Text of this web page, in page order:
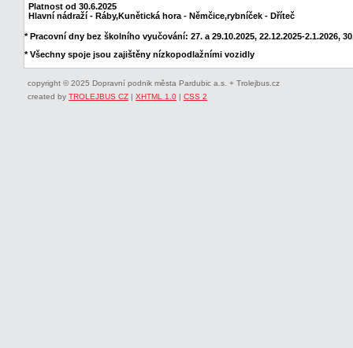
Platnost od 30.6.2025
Hlavní nádraží - Ráby,Kunětická hora - Němčice,rybníček - Dříteč
* Pracovní dny bez školního vyučování: 27. a 29.10.2025, 22.12.2025-2.1.2026,
* Všechny spoje jsou zajištěny nízkopodlažními vozidly
copyright © 2025 Dopravní podnik města Pardubic a.s. + Trolejbus.cz
created by TROLEJBUS CZ | XHTML 1.0 | CSS 2